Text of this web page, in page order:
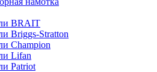
BRAIT
Briggs-Stratton
Champion
Lifan
Patriot